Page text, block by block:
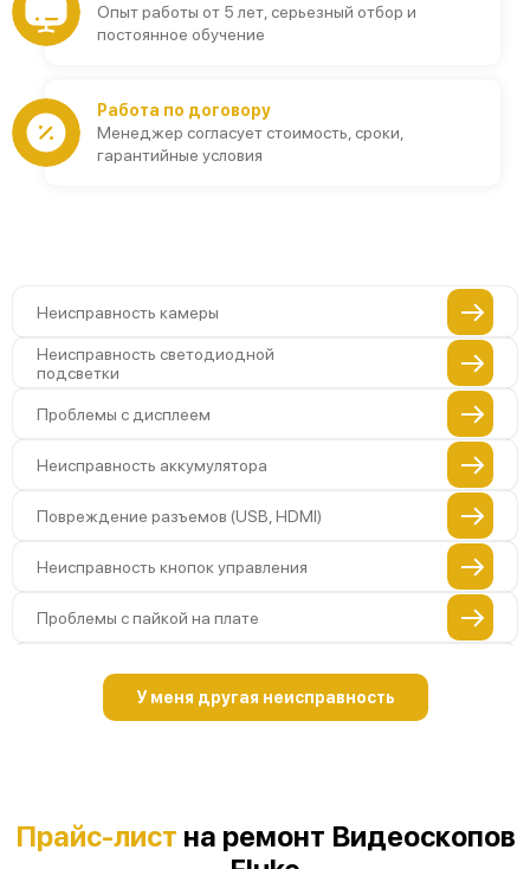
Опыт работы от 5 лет, серьезный отбор и
постоянное обучение
Работа по договору
Менеджер согласует стоимость, сроки,
гарантийные условия
Неисправность камеры
Неисправность светодиодной
подсветки
Проблемы с дисплеем
Неисправность аккумулятора
Повреждение разъемов (USB, HDMI)
Неисправность кнопок управления
Проблемы с пайкой на плате
Неисправность системы фокусировки
Неисправность Wi-Fi-модуля (если есть)
У меня другая неисправность
Прайс-лист на ремонт Видеоскопов